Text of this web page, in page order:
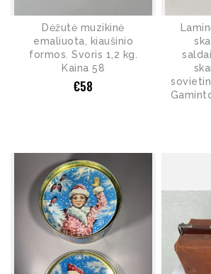
Dėžutė muzikinė
emaliuota, kiaušinio
formos. Svoris 1,2 kg.
Kaina 58
€58